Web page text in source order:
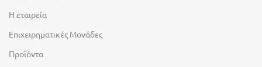
Η εταιρεία
Επιχειρηματικές Μονάδες
Προϊόντα